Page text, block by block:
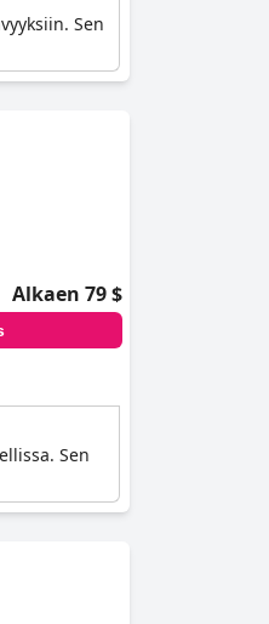
Sen
Alkaen 79 $
Sen